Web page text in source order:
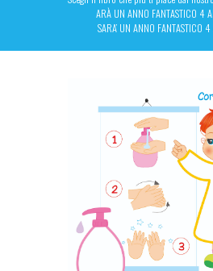
ARÀ UN ANNO FANTASTICO 4
SARA’ UN ANNO FANTASTICO